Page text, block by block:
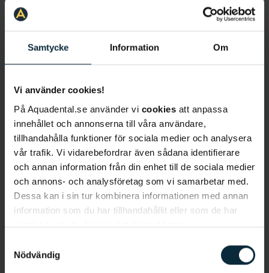
Samtycke Information Om
Vi använder cookies!
På Aquadental.se använder vi cookies att anpassa
innehållet och annonserna till våra användare,
tillhandahålla funktioner för sociala medier och analysera
vår trafik. Vi vidarebefordrar även sådana identifierare
och annan information från din enhet till de sociala medier
och annons- och analysföretag som vi samarbetar med.
Dessa kan i sin tur kombinera informationen med annan
information som du har tillhandahållit eller som de har
samlat in när du har använt deras tjänster.
Nödvändig
Lär känna Joakim
Språk: Svenska
Behandlingar:Undersökning,
tandstensborttagning, lagning, tandutdragningar,
bettrehabiliteringar, lustgas, sedering,
laserbehandlingar
Bakgrund
Joakim Skott är tandläkare på Aqua Dental
Centralen. Han tog sin tandläkarexamen från
Karolinska Institutet och har arbetat som